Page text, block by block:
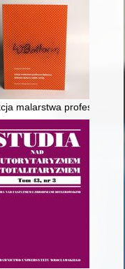
w Krynicy Morskiej
malarstwa profesora